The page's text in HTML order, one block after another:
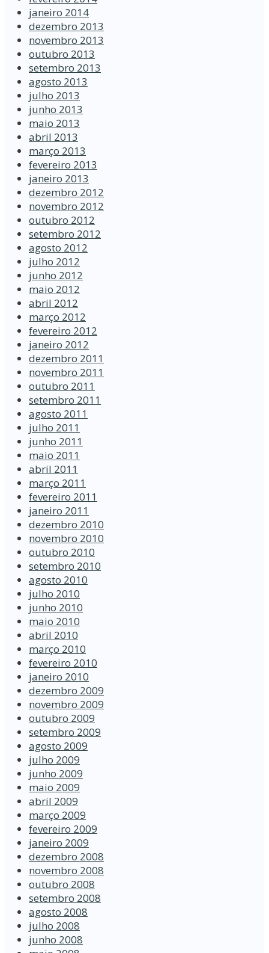
janeiro 2014
dezembro 2013
novembro 2013
outubro 2013
setembro 2013
agosto 2013
julho 2013
junho 2013
maio 2013
abril 2013
março 2013
fevereiro 2013
janeiro 2013
dezembro 2012
novembro 2012
outubro 2012
setembro 2012
agosto 2012
julho 2012
junho 2012
maio 2012
abril 2012
março 2012
fevereiro 2012
janeiro 2012
dezembro 2011
novembro 2011
outubro 2011
setembro 2011
agosto 2011
julho 2011
junho 2011
maio 2011
abril 2011
março 2011
fevereiro 2011
janeiro 2011
dezembro 2010
novembro 2010
outubro 2010
setembro 2010
agosto 2010
julho 2010
junho 2010
maio 2010
abril 2010
março 2010
fevereiro 2010
janeiro 2010
dezembro 2009
novembro 2009
outubro 2009
setembro 2009
agosto 2009
julho 2009
junho 2009
maio 2009
abril 2009
março 2009
fevereiro 2009
janeiro 2009
dezembro 2008
novembro 2008
outubro 2008
setembro 2008
agosto 2008
julho 2008
junho 2008